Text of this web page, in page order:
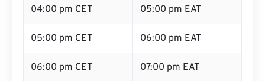
04:00 pm CET 05:00 pm EAT
05:00 pm CET 06:00 pm EAT
06:00 pm CET 07:00 pm EAT